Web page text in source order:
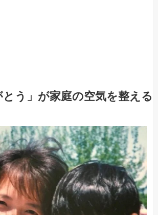
う」が家庭の空気を整える